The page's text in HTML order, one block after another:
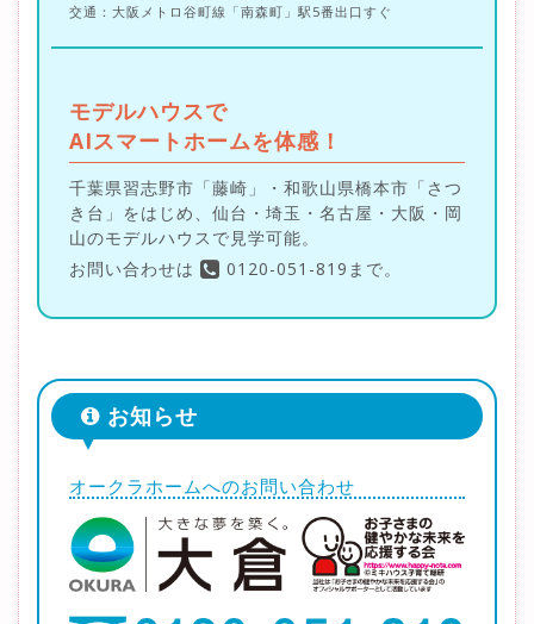
交通：大阪メトロ谷町線「南森町」駅5番出口すぐ
モデルハウスで
AIスマートホームを体感！
千葉県習志野市「藤崎」・和歌山県橋本市「さつ
き台」をはじめ、仙台・埼玉・名古屋・大阪・岡
山のモデルハウスで見学可能。
お問い合わせは
0120-051-819まで。
お知らせ
オークラホームへのお問い合わせ